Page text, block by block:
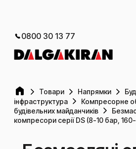
0800 30 13 77
Товари Напрямки
інфраструктура
Компресорне
будівельних майданчиків
компресори серії DS (8-10 бар,